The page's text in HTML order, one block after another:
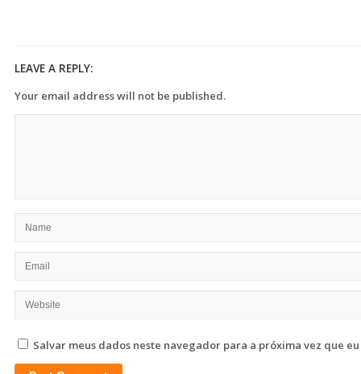
LEAVE A REPLY:
Your email address will not be published.
Salvar meus dados neste navegador para a próxima vez que